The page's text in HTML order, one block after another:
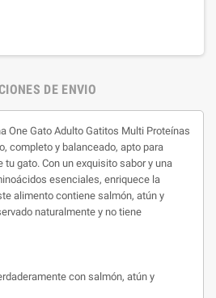
DE ENVIO
One Gato Adulto Gatitos Multi Proteínas
completo y balanceado, apto para
gato. Con un exquisito sabor y una
esenciales, enriquece la
alimento contiene salmón, atún y
naturalmente y no tiene
con salmón, atún y